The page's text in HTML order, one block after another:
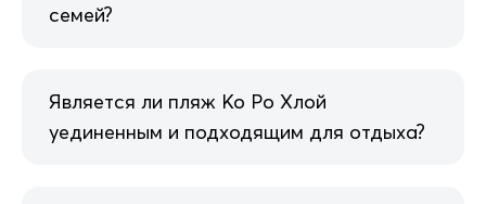
семей?
Является ли пляж Ко Ро Хлой
уединенным и подходящим для отдыха?